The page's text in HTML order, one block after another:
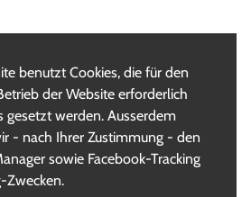
benutzt Cookies, die für den
der Website erforderlich
gesetzt werden. Ausserdem
- nach Ihrer Zustimmung - den
sowie Facebook-Tracking
Zwecken.